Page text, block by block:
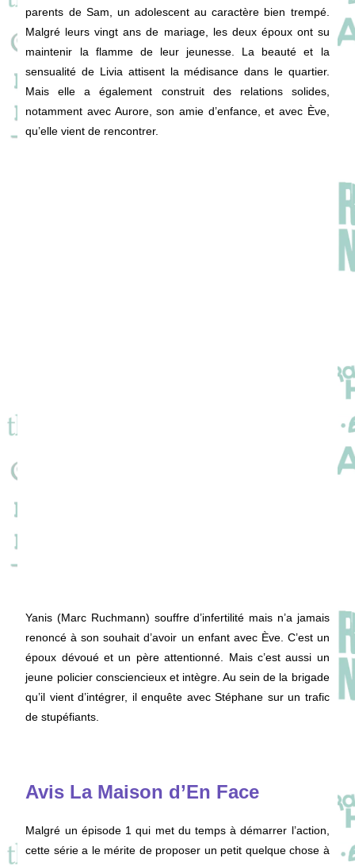
parents de Sam, un adolescent au caractère bien trempé.
Malgré leurs vingt ans de mariage, les deux époux ont su
maintenir la flamme de leur jeunesse. La beauté et la
sensualité de Livia attisent la médisance dans le quartier.
Mais elle a également construit des relations solides,
notamment avec Aurore, son amie d’enfance, et avec Ève,
qu’elle vient de rencontrer.
Yanis (Marc Ruchmann) souffre d’infertilité mais n’a jamais
renoncé à son souhait d’avoir un enfant avec Ève. C’est un
époux dévoué et un père attentionné. Mais c’est aussi un
jeune policier consciencieux et intègre. Au sein de la brigade
qu’il vient d’intégrer, il enquête avec Stéphane sur un trafic
de stupéfiants.
Avis La Maison d’En Face
Malgré un épisode 1 qui met du temps à démarrer l’action,
cette série a le mérite de proposer un petit quelque chose à